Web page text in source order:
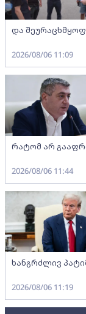
და
2026/08/06 11:09
რატომ არ
2026/08/06 11:44
ხანგრძლივ
2026/08/06 11:19